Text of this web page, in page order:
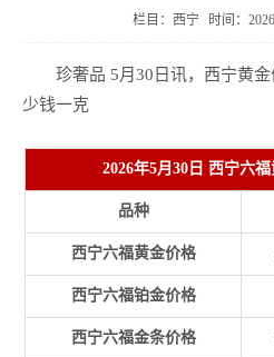
栏目：西宁 时间：
珍奢品 5月30日讯，西宁黄
少钱一克
2026年5月30日 西宁六
品种
西宁六福黄金价格
西宁六福铂金价格
西宁六福金条价格